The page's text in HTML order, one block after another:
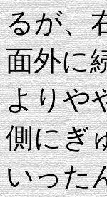
るが、
面外に
よりや
側にぎ
いった